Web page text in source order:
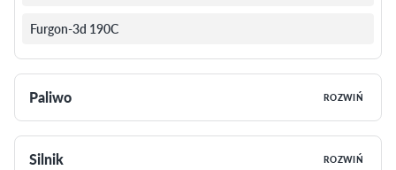
Furgon-3d 190C
Paliwo ROZWIŃ
Silnik ROZWIŃ